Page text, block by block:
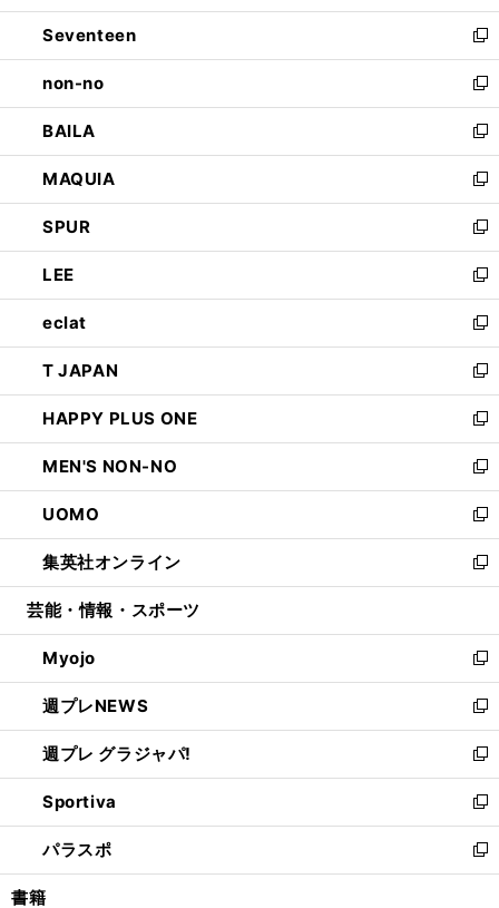
開
く
ウ
で
開
く
ン
ド
ウ
で
開
く
Seventeen
新
し
い
ウ
ィ
ン
ド
ウ
で
開
く
non-no
新
し
い
ウ
ィ
ン
ド
ウ
で
開
く
BAILA
新
し
い
ウ
ィ
ン
ド
ウ
で
開
く
MAQUIA
新
し
い
ウ
ィ
ン
ド
ウ
で
開
く
SPUR
新
し
い
ウ
ィ
ン
ド
ウ
で
開
く
LEE
新
し
い
ウ
ィ
ン
ド
ウ
で
開
く
eclat
新
し
い
ウ
ィ
ン
ド
ウ
で
開
く
T JAPAN
新
し
い
ウ
ィ
ン
ド
ウ
で
開
HAPPY PLUS ONE
新
し
い
ウ
ィ
ン
ド
ウ
開
く
MEN'S NON-NO
新
し
い
ウ
ィ
ン
ウ
で
開
く
UOMO
新
し
い
ウ
ン
ド
ウ
で
開
く
集英社オンライン
新
し
ウ
ィ
ン
ド
ウ
で
開
く
芸能・情報・スポーツ
Myojo
新
し
い
ウ
ィ
ン
ド
ウ
で
開
週プレNEWS
新
し
い
ウ
ィ
ン
ド
ウ
週プレ グラジャパ!
新
し
い
ウ
ィ
ン
Sportiva
新
し
い
ウ
パラスポ
新
し
書籍